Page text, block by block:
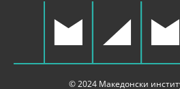
© 2024 Македонски